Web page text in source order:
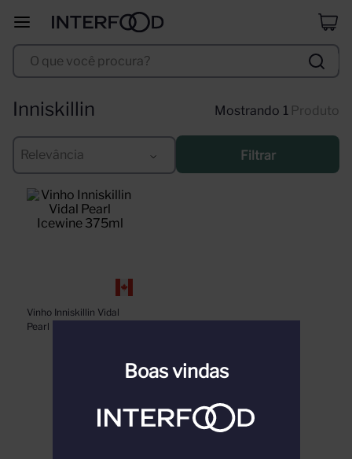
O que você procura?
Inniskillin 1 Produto
Relevância Filtrar
Vinho Inniskillin Vidal
Pearl Icewine 375ml
Boas vindas
º selección
10ºcorpus astral